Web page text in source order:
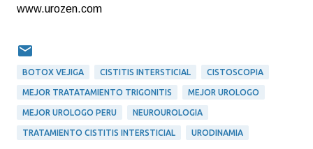
www.urozen.com
BOTOX VEJIGA CISTITIS INTERSTICIAL CISTOSCOPIA
MEJOR TRATATAMIENTO TRIGONITIS MEJOR UROLOGO
MEJOR UROLOGO PERU NEUROUROLOGIA
TRATAMIENTO CISTITIS INTERSTICIAL URODINAMIA